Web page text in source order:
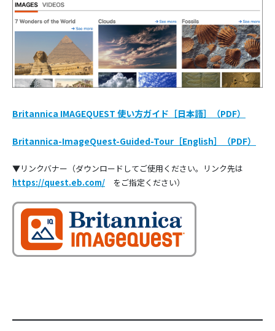
Britannica IMAGEQUEST 使い方ガイド［日本語］（PDF）
Britannica-ImageQuest-Guided-Tour［English］（PDF）
▼リンクバナー（ダウンロードしてご使用ください。リンク先は
https://quest.eb.com/ をご指定ください）